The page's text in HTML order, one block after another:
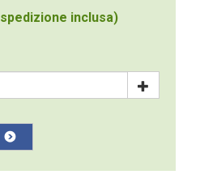
inclusa)